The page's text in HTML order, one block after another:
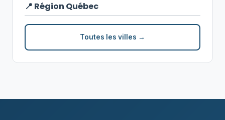
📍 Région Québec
Toutes les villes →